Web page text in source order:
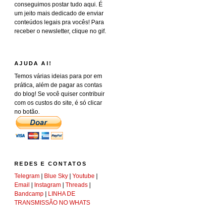
conseguimos postar tudo aqui. É
um jeito mais dedicado de enviar
conteúdos legais pra vocês! Para
receber o newsletter, clique no gif.
AJUDA AI!
Temos várias ideias para por em
prática, além de pagar as contas
do blog! Se você quiser contribuir
com os custos do site, é só clicar
no botão.
REDES E CONTATOS
Telegram | Blue Sky |Youtube |
Email | Instagram |Threads |
Bandcamp | LINHA DE
TRANSMISSÃO NO WHATS